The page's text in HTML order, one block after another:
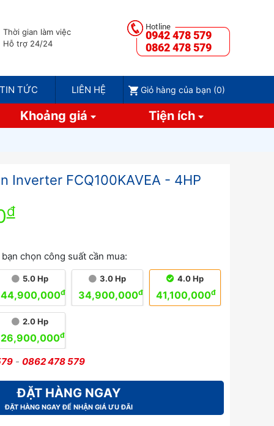
Thời gian làm việc
Hỗ trợ 24/24
0942 478 579
0862 478 579
TỨC LIÊN HỆ Giỏ hàng của bạn (0)
Khoảng giá Tiện ích
Inverter FCQ100KAVEA - 4HP
đ
chọn công suất cần mua:
5.0 Hp
44,900,000đ
3.0 Hp
34,900,000đ
4.0 Hp
41,100,000đ
2.0 Hp
26,900,000đ
- 0862 478 579
ĐẶT HÀNG NGAY
ĐẶT HÀNG NGAY ĐỂ NHẬN GIÁ ƯU ĐÃI